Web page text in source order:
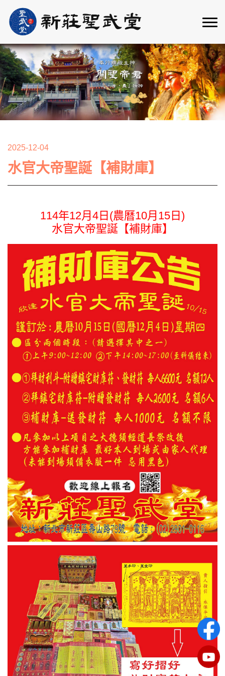
2025-12-04
水官大帝聖誕【補財庫】
114年12月4日(農曆10月15日)
水官大帝聖誕【補財庫】